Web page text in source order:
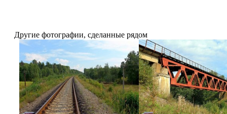
Другие фотографии, сделанные рядом